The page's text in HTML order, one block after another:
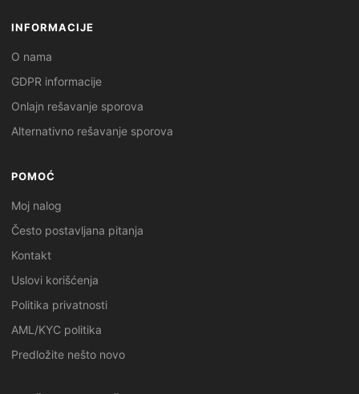
INFORMACIJE
O nama
GDPR informacije
Onlajn rešavanje sporova
Alternativno rešavanje sporova
POMOĆ
Moj nalog
Često postavljana pitanja
Kontakt
Uslovi korišćenja
Politika privatnosti
AML/KYC politika
Predložite nešto novo